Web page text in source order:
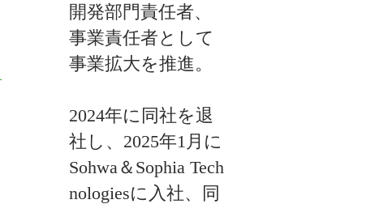
開発部門責任者、
事業責任者として
事業拡大を推進。
2024年に同社を退
社し、2025年1月に
Sohwa＆Sophia Tech
nologiesに入社、同